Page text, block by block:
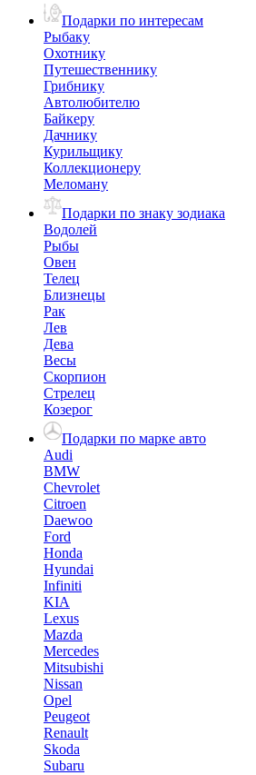
Подарки по интересам
Рыбаку
Охотнику
Путешественнику
Грибнику
Автолюбителю
Байкеру
Дачнику
Курильщику
Коллекционеру
Меломану
Подарки по знаку зодиака
Водолей
Рыбы
Овен
Телец
Близнецы
Рак
Лев
Дева
Весы
Скорпион
Стрелец
Козерог
Подарки по марке авто
Audi
BMW
Chevrolet
Citroen
Daewoo
Ford
Honda
Hyundai
Infiniti
KIA
Lexus
Mazda
Mercedes
Mitsubishi
Nissan
Opel
Peugeot
Renault
Skoda
Subaru